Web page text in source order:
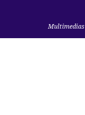
Multimedias